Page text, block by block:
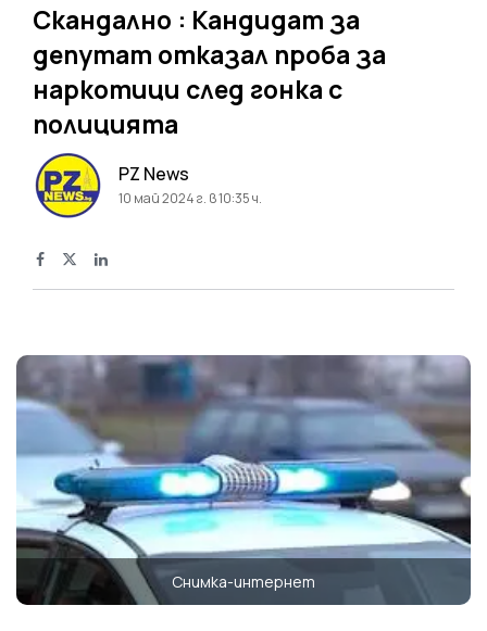
Скандално : Кандидат за
депутат отказал проба за
наркотици след гонка с
полицията
PZ News
10 май 2024 г. в 10:35 ч.
Снимка-интернет